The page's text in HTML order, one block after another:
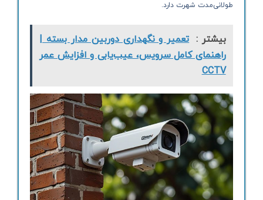
طولانی‌مدت شهرت دارد.
بیشتر : تعمیر و نگهداری دوربین مدار بسته |
راهنمای کامل سرویس، عیب‌یابی و افزایش عمر
CCTV